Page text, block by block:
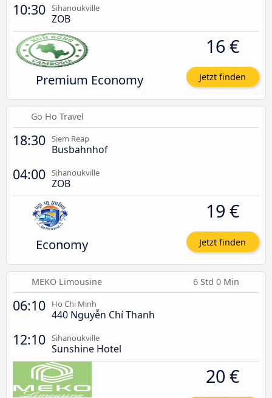
10:30 Sihanoukville
ZOB
Premium Economy
16 €
Jetzt finden
Go Ho Travel
18:30 Siem Reap
Busbahnhof
04:00 Sihanoukville
ZOB
Economy
19 €
Jetzt finden
MEKO Limousine 6 Std 0 Min
06:10 Ho Chi Minh
440 Nguyễn Chí Thanh
12:10 Sihanoukville
Sunshine Hotel
20 €